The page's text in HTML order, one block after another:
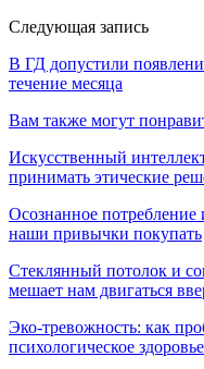
Следующая запись
В ГД допустили
течение месяца
Вам также могут
Искусственный
принимать этические
Осознанное
наши привычки покупать
Стеклянный потолок и
мешает нам двигаться
Эко-тревожность: как
психологическое